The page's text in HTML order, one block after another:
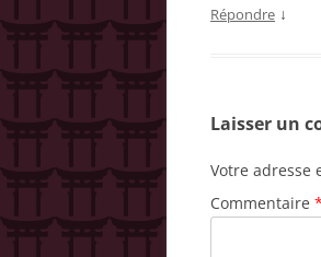
Répondre ↓
Laisser un
Votre adresse
Commentaire *